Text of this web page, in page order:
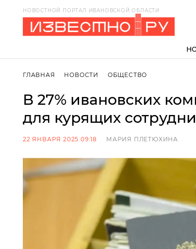
НОВОСТНОЙ ПОРТАЛ ИВАНОВСКОЙ ОБЛАСТИ
ГЛАВНАЯ НОВОСТИ ОБЩЕСТВО
В 27% ивановских
для курящих
22 ЯНВАРЯ 2025 09:18 МАРИЯ ПЛЕТЮХИНА